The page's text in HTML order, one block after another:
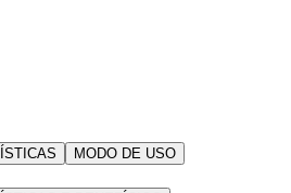
MODO DE USO